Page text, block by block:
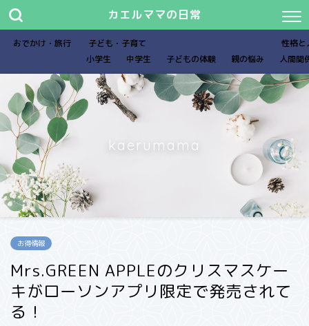
カエルママの日常
おでかけ・旅行
子ども・子育て
小学生
中学生 子どもの体験 親の悩み
性格と
人間関
kaerumama
お得情報
Mrs.GREEN APPLEのクリスマスケー
キがローソンアプリ限定で発売されて
る！